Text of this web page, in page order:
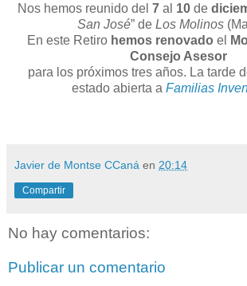
Nos hemos reunido del 7 al 10 de
San José” de Los Molinos
En este Retiro hemos renovado el
Consejo Asesor
para los próximos tres años. La tarde
estado abierta a Familias
Javier de Montse CCaná en 20:14
Compartir
No hay comentarios:
Publicar un comentario